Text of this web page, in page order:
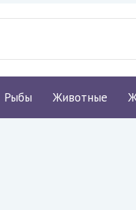
Рыбы Животные